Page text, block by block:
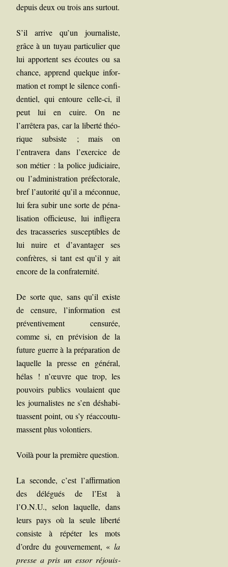
depuis deux ou trois ans surtout.
S’il arrive qu’un jour­na­liste,
grâce à un tuyau par­ti­cu­lier que
lui apportent ses écoutes ou sa
chance, apprend quelque infor­
ma­tion et rompt le silence confi­
den­tiel, qui entoure celle-ci, il
peut lui en cuire. On ne
l’arrêtera pas, car la liber­té théo­
rique sub­siste ; mais on
l’entravera dans l’exercice de
son métier : la police judi­ciaire,
ou l’administration pré­fec­to­rale,
bref l’autorité qu’il a mécon­nue,
lui fera subir une sorte de péna­
li­sa­tion offi­cieuse, lui infli­ge­ra
des tra­cas­se­ries sus­cep­tibles de
lui nuire et d’avantager ses
confrères, si tant est qu’il y ait
encore de la confraternité.
De sorte que, sans qu’il existe
de cen­sure, l’information est
pré­ven­ti­ve­ment cen­su­rée,
comme si, en pré­vi­sion de la
future guerre à la pré­pa­ra­tion de
laquelle la presse en géné­ral,
hélas ! n’œuvre que trop, les
pou­voirs publics vou­laient que
les jour­na­listes ne s’en désha­bi­
tuassent point, ou s’y réac­cou­tu­
massent plus volontiers.
Voi­là pour la pre­mière question.
La seconde, c’est l’affirmation
des délé­gués de l’Est à
l’O.N.U., selon laquelle, dans
leurs pays où la seule liber­té
consiste à répé­ter les mots
d’ordre du gou­ver­ne­ment, « la
presse a pris un essor réjouis­